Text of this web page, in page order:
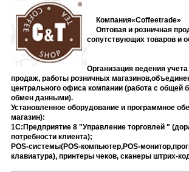
Компания«Coffeetrade»
Оптовая и розничная
сопутствующих товаров и
Организация ведения
продаж, работы розничных
центрального офиса компании (работа с общей
обмен данными).
Установленное оборудование и программное
магазин):
1С:Предприятие 8 "Управление торговлей "
потребности клиента);
POS-системы(POS-компьютер,POS-
клавиатура), принтеры чеков, сканеры штрих-